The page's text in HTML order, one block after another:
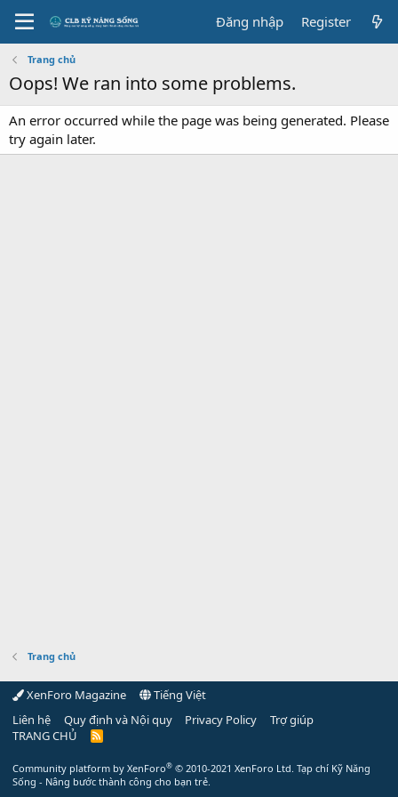
Đăng nhập Register
Trang chủ
Oops! We ran into some problems.
An error occurred while the page was being generated. Please
try again later.
Trang chủ
XenForo Magazine
Tiếng Việt
Liên hệ
Quy định và Nội quy Privacy Policy
Trợ giúp
TRANG CHỦ
R
Community platform by XenForo® © 2010-2021 XenForo Ltd. Tạp chí Kỹ Năng
Sống - Nâng bước thành công cho bạn trẻ.